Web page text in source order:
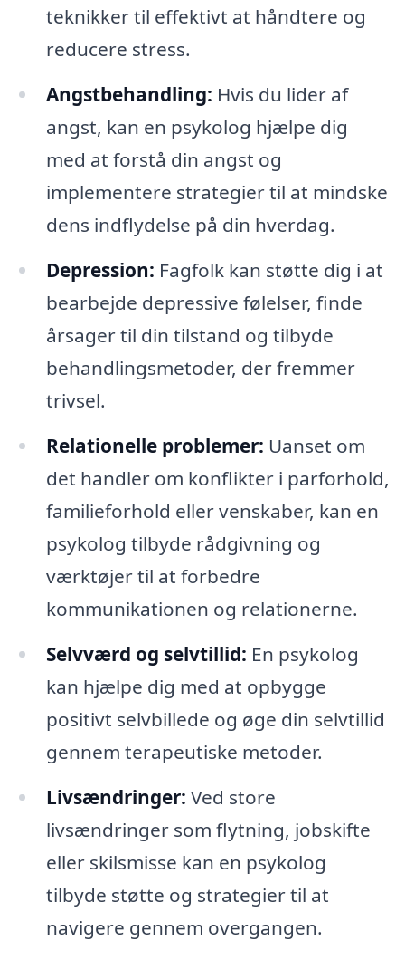
teknikker til effektivt at håndtere og
reducere stress.
Angstbehandling: Hvis du lider af
angst, kan en psykolog hjælpe dig
med at forstå din angst og
implementere strategier til at mindske
dens indflydelse på din hverdag.
Depression: Fagfolk kan støtte dig i at
bearbejde depressive følelser, finde
årsager til din tilstand og tilbyde
behandlingsmetoder, der fremmer
trivsel.
Relationelle problemer: Uanset om
det handler om konflikter i parforhold,
familieforhold eller venskaber, kan en
psykolog tilbyde rådgivning og
værktøjer til at forbedre
kommunikationen og relationerne.
Selvværd og selvtillid: En psykolog
kan hjælpe dig med at opbygge
positivt selvbillede og øge din selvtillid
gennem terapeutiske metoder.
Livsændringer: Ved store
livsændringer som flytning, jobskifte
eller skilsmisse kan en psykolog
tilbyde støtte og strategier til at
navigere gennem overgangen.